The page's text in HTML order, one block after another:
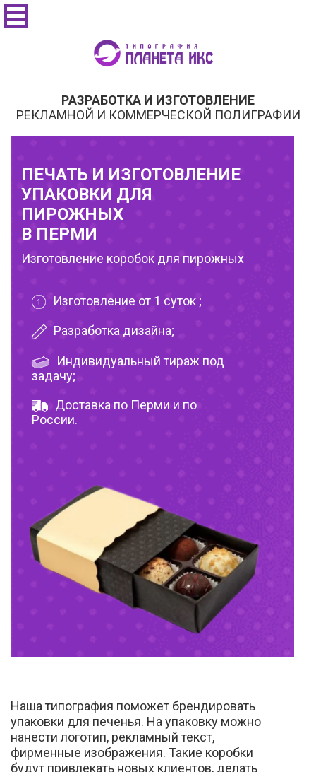
РАЗРАБОТКА И ИЗГОТОВЛЕНИЕ
РЕКЛАМНОЙ И КОММЕРЧЕСКОЙ ПОЛИГРАФИИ
ПЕЧАТЬ И ИЗГОТОВЛЕНИЕ
УПАКОВКИ ДЛЯ
ПИРОЖНЫХ
В ПЕРМИ
Изготовление коробок для пирожных
Изготовление от 1 суток ;
Разработка дизайна;
Индивидуальный тираж под
задачу;
Доставка по Перми и по
России.
Наша типография поможет брендировать
упаковки для печенья. На упаковку можно
нанести логотип, рекламный текст,
фирменные изображения. Такие коробки
будут привлекать новых клиентов, делать